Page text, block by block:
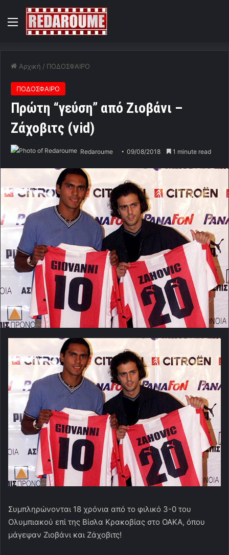
Menu
Αρχική / ΠΟΔΟΣΦΑΙΡΟ
ΠΟΔΟΣΦΑΙΡΟ
Πρώτη “γεύση” από Ζιοβάνι –
Ζάχοβιτς (vid)
Redaroume 09/08/2018 1 minute read
Συμπληρώνονται 18 χρόνια από το φιλικό 3-0 του
Ολυμπιακού επί της Βίσλα Κρακοβίας στο ΟΑΚΑ, όπου
μάγεψαν Zιοβάνι και Ζάχοβιτς!